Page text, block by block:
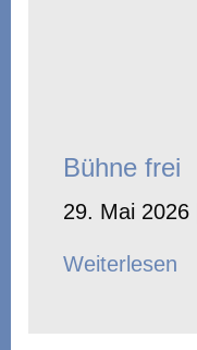
Bühne frei
29. Mai 2026
Weiterlesen